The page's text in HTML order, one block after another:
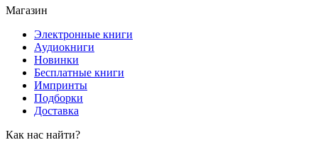
Магазин
Электронные книги
Аудиокниги
Новинки
Бесплатные книги
Импринты
Подборки
Доставка
Как нас найти?